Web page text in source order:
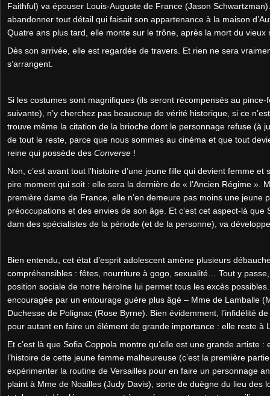
Faithful) va épouser Louis-Auguste de France (Jason
abandonner tout détail qui faisait son appartenance à la maison
Quatre ans plus tard, elle monte sur le trône, après la mort du vieux
Dès son arrivée, elle est regardée de travers. Et rien ne sera
s’arrangent.
Si les costumes sont magnifiques (ils seront récompensés au pince-
suivante), n’y cherchez pas beaucoup de vérité historique, si ce
trouve même la citation de la brioche dont le personnage refuse (à
de tout le reste, parce que nous sommes au cinéma et que tout
reine qui possède des Converse !
Non, c’est avant tout l’histoire d’une jeune fille qui devient femme
pire moment qui soit : elle sera la dernière de « l’Ancien Régime ».
première dame de France, elle n’en demeure pas moins une jeune
préoccupations et des envies de son âge. Et c’est cet aspect-là que
dam des spécialistes de la période (et de la personne), va
Bien entendu, cet état d’esprit adolescent amène plusieurs
compréhensibles : fêtes, nourriture à gogo, sexualité… Tout y passe,
position sociale de notre héroïne lui permet tous les excès
encouragée par un entourage guère plus âgé – Mme de Lamballe
Duchesse de Polignac (Rose Byrne). Bien évidemment, l’infidélité
pour autant en faire un élément de grande importance : elle reste à
Et c’est là que Sofia Coppola montre qu’elle est une grande artiste
l’histoire de cette jeune femme malheureuse (c’est la première
expérimenter la routine de Versailles pour en faire un personnage
plaint à Mme de Noailles (Judy Davis), sorte de duègne du lieu des